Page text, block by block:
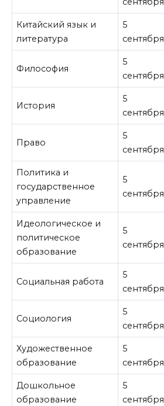
Китайский язык и
литература
5
сентября
Философия
5
сентября
История
5
сентября
Право
5
сентября
Политика и
государственное
управление
5
сентября
Идеологическое и
политическое
образование
5
сентября
Социальная работа
5
сентября
Социология
5
сентября
Художественное
образование
5
сентября
Дошкольное
образование
5
сентября